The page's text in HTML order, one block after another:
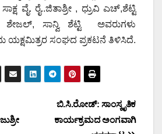
ವೈ. ರೈ..ಜಿತಾಶ್ರೀ , ಧ್ರುವಿ ಎಚ್,ಶೆಟ್ಟಿ
ಸಾನ್ವಿ ಶೆಟ್ಟಿ ಅವರುಗಳು
ಯಕ್ಷಮಿತ್ರರ ಸಂಘದ ಪ್ರಕಟನೆ ತಿಳಿಸಿದೆ.
ಬಿ.ಸಿ.ರೋಡ್: ಸಾಂಸ್ಕೃತಿಕ
ಕಾರ್ಯಕ್ರಮದ ಅಂಗವಾಗಿ